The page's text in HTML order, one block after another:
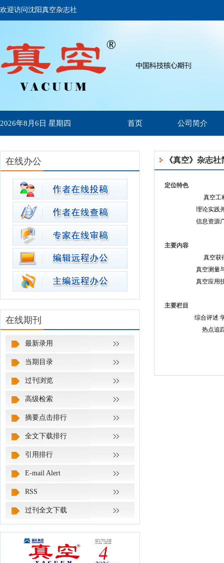
欢迎访问沈阳真空杂志社
2026年8月6日 星期四 首页 公司简介
在线办公
在线期刊
最新录用
当期目录
过刊浏览
高级检索
摘要点击排行
全文下载排行
引用排行
E-mail Alert
RSS
过刊全文下载
《真空》杂志社
定位特色
真空工
理论实践
信息资源
主要内容
真空获
真空测量
真空应用
主要栏目
综合评述
热点追